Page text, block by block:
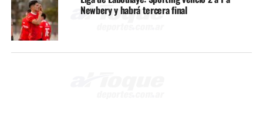
Newbery y habrá tercera final